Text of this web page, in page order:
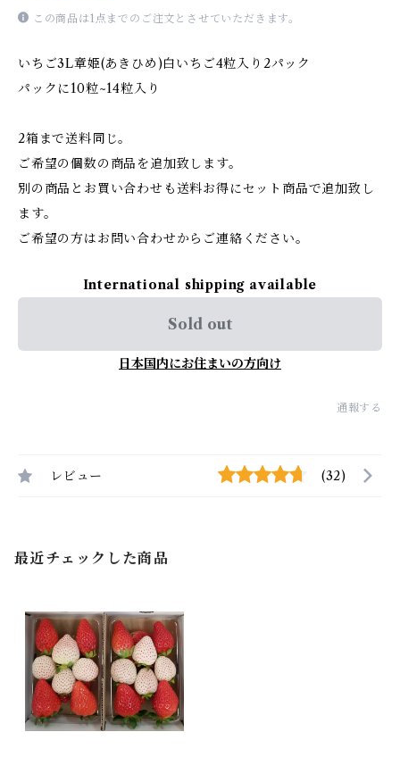
この商品は1点までのご注文とさせていただきます。
いちご3L章姫(あきひめ)白いちご4粒入り2パック
パックに10粒~14粒入り
2箱まで送料同じ。
ご希望の個数の商品を追加致します。
別の商品とお買い合わせも送料お得にセット商品で追加致し
ます。
ご希望の方はお問い合わせからご連絡ください。
International shipping available
Sold out
日本国内にお住まいの方向け
通報する
レビュー (32)
最近チェックした商品